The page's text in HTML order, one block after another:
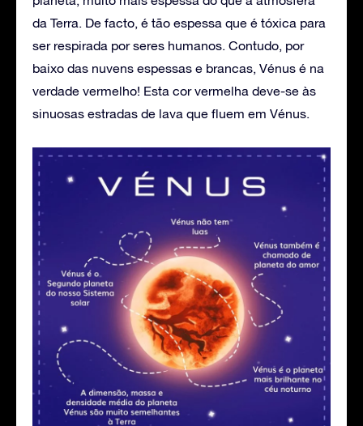
da Terra. De facto, é tão espessa que é tóxica para
ser respirada por seres humanos. Contudo, por
baixo das nuvens espessas e brancas, Vénus é na
verdade vermelho! Esta cor vermelha deve-se às
sinuosas estradas de lava que fluem em Vénus.